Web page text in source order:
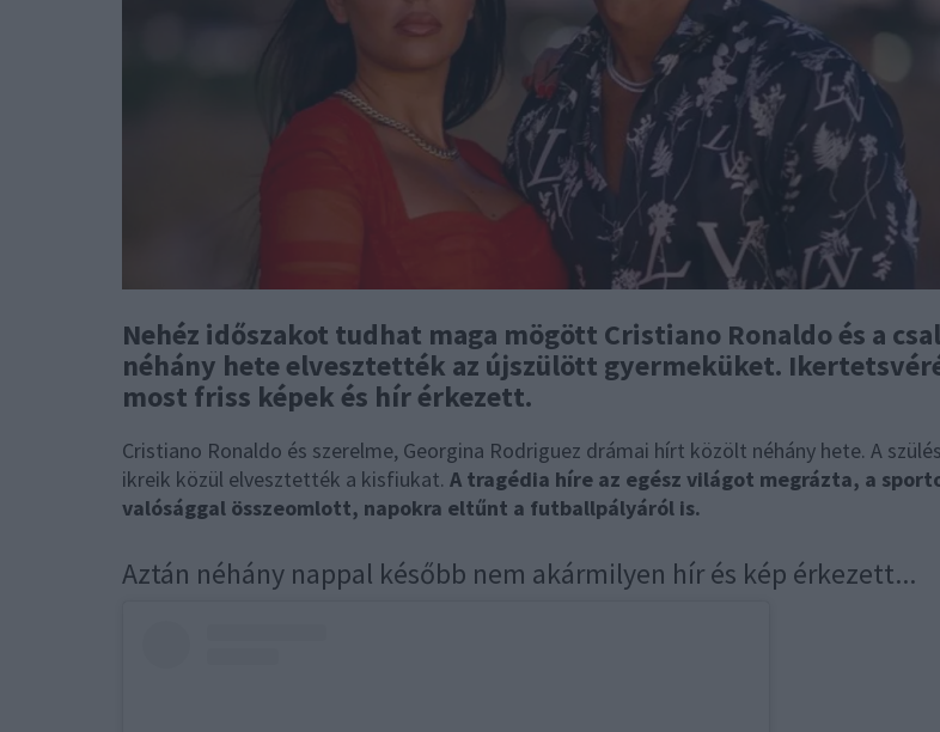
Nehéz időszakot tudhat maga mögött Cristiano Ronaldo és a
néhány hete elvesztették az újszülött gyermeküket.
most friss képek és hír érkezett.
Cristiano Ronaldo és szerelme, Georgina Rodriguez drámai hírt közölt néhány hete. A
ikreik közül elvesztették a kisfiukat. A tragédia híre az egész világot megrázta, a
valósággal összeomlott, napokra eltűnt a futballpályáról is.
Aztán néhány nappal később nem akármilyen hír és kép érkezett...